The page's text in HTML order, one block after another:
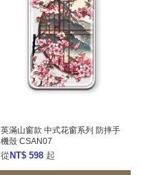
英滿山窗款 中式花窗系列 防摔手
機殼 CSAN07
從NT$ 598 起